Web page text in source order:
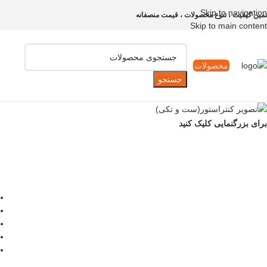
Skip to navigation
Skip to main content
کیفیت ، تنوع محصولات ، قیمت منصفانه
محصولات
جستجو
برای بزرگنمایی کلیک کنید